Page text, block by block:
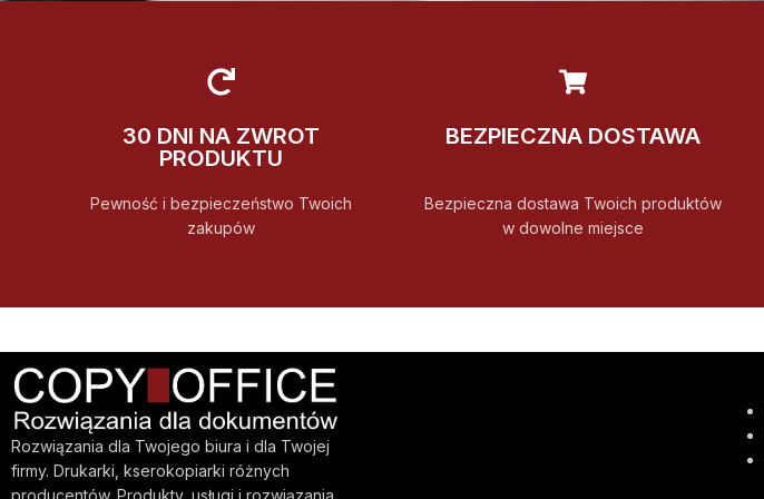
30 DNI NA ZWROT
PRODUKTU
Pewność i bezpieczeństwo Twoich
zakupów
BEZPIECZNA DOSTAWA
Bezpieczna dostawa Twoich produktów
w dowolne miejsce
Rozwiązania dla Twojego biura i dla Twojej
firmy. Drukarki, kserokopiarki różnych
producentów. Produkty, usługi i rozwiązania